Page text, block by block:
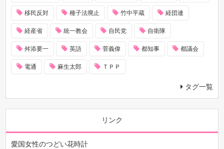
移民反対 種子法廃止 竹中平蔵 経団連
経産省 統一教会 自民党 自衛隊
舛添要一 英語 菅義偉 都知事 都議会
電通 麻生太郎 ＴＰＰ
タグ一覧
リンク
愛国女性のつどい花時計